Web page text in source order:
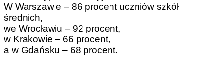
W Warszawie – 86 procent uczniów szkół
średnich,
we Wrocławiu – 92 procent,
w Krakowie – 66 procent,
a w Gdańsku – 68 procent.